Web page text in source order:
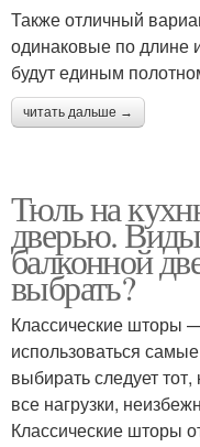
Также отличный
одинаковые по длине
будут единым
читать дальше →
Тюль на
дверью.
балконной
выбрать?
Классические шторы
использоваться
выбирать следует
все нагрузки,
Классические шторы